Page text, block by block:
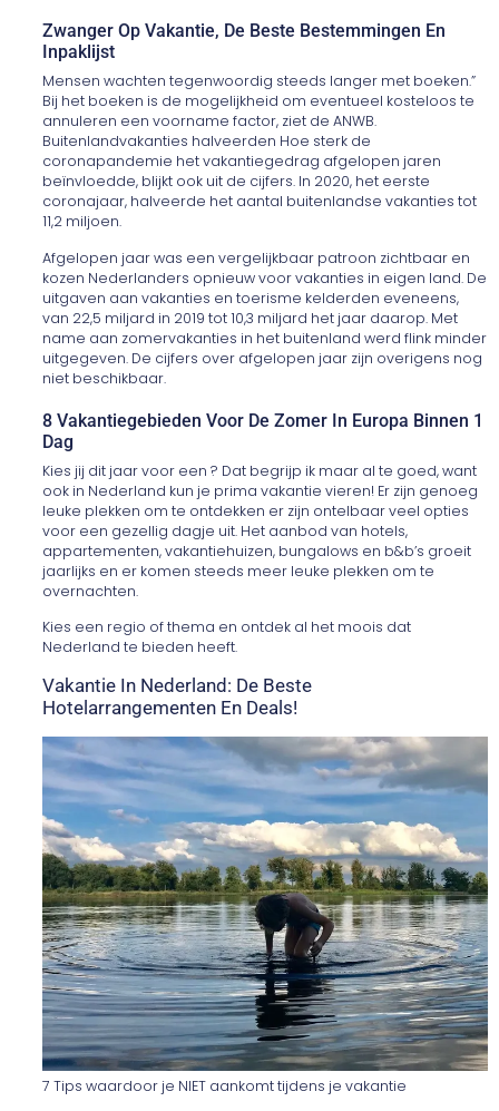
Zwanger Op Vakantie, De Beste Bestemmingen En
Inpaklijst
Mensen wachten tegenwoordig steeds langer met boeken.”
Bij het boeken is de mogelijkheid om eventueel kosteloos te
annuleren een voorname factor, ziet de ANWB.
Buitenlandvakanties halveerden Hoe sterk de
coronapandemie het vakantiegedrag afgelopen jaren
beïnvloedde, blijkt ook uit de cijfers. In 2020, het eerste
coronajaar, halveerde het aantal buitenlandse vakanties tot
11,2 miljoen.
Afgelopen jaar was een vergelijkbaar patroon zichtbaar en
kozen Nederlanders opnieuw voor vakanties in eigen land. De
uitgaven aan vakanties en toerisme kelderden eveneens,
van 22,5 miljard in 2019 tot 10,3 miljard het jaar daarop. Met
name aan zomervakanties in het buitenland werd flink minder
uitgegeven. De cijfers over afgelopen jaar zijn overigens nog
niet beschikbaar.
8 Vakantiegebieden Voor De Zomer In Europa Binnen 1
Dag
Kies jij dit jaar voor een ? Dat begrijp ik maar al te goed, want
ook in Nederland kun je prima vakantie vieren! Er zijn genoeg
leuke plekken om te ontdekken er zijn ontelbaar veel opties
voor een gezellig dagje uit. Het aanbod van hotels,
appartementen, vakantiehuizen, bungalows en b&b’s groeit
jaarlijks en er komen steeds meer leuke plekken om te
overnachten.
Kies een regio of thema en ontdek al het moois dat
Nederland te bieden heeft.
Vakantie In Nederland: De Beste
Hotelarrangementen En Deals!
7 Tips waardoor je NIET aankomt tijdens je vakantie